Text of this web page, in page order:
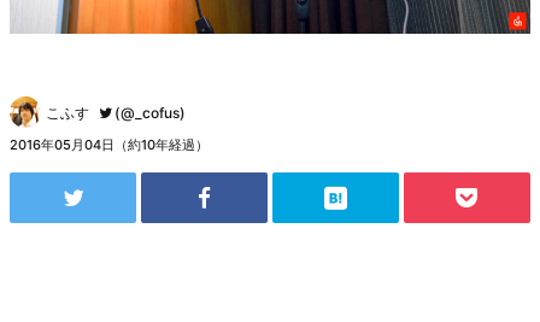
こふす (@_cofus)
2016年05月04日（約10年経過）